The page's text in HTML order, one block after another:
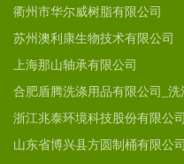
衢州市华尔威树脂有限公司
苏州澳利康生物技术有限公司
上海那山轴承有限公司
合肥盾腾洗涤用品有限公司_
浙江兆泰环境科技股份有限公司
山东省博兴县方圆制桶有限公司